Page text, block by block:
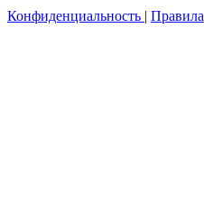
Конфиденциальность | Правила